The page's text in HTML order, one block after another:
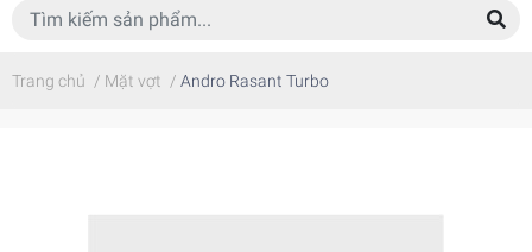
Trang chủ / Mặt vợt / Andro Rasant Turbo